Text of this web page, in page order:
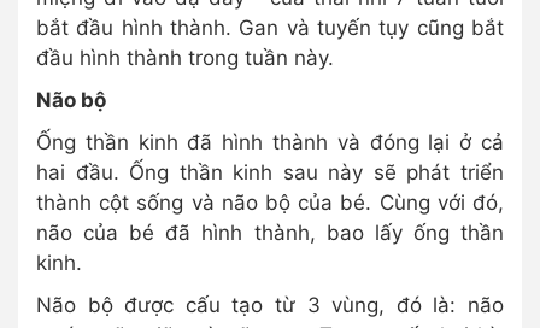
bắt đầu hình thành. Gan và tuyến tụy cũng bắt
đầu hình thành trong tuần này.
Não bộ
Ống thần kinh đã hình thành và đóng lại ở cả
hai đầu. Ống thần kinh sau này sẽ phát triển
thành cột sống và não bộ của bé. Cùng với đó,
não của bé đã hình thành, bao lấy ống thần
kinh.
Não bộ được cấu tạo từ 3 vùng, đó là: não